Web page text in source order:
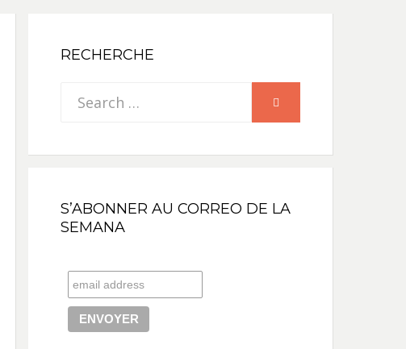
RECHERCHE
Search
S’ABONNER AU CORREO DE LA
SEMANA